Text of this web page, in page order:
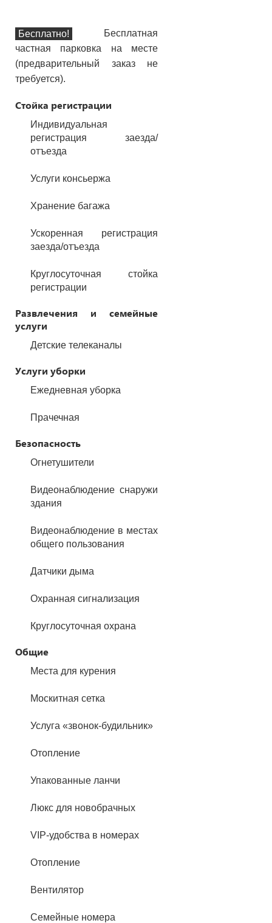
Бесплатно!
Бесплатная
частная парковка на месте
(предварительный заказ не
требуется).
Стойка регистрации
Индивидуальная
регистрация заезда/
отъезда
Услуги консьержа
Хранение багажа
Ускоренная регистрация
заезда/отъезда
Круглосуточная стойка
регистрации
Развлечения и семейные
услуги
Детские телеканалы
Услуги уборки
Ежедневная уборка
Прачечная
Безопасность
Огнетушители
Видеонаблюдение снаружи
здания
Видеонаблюдение в местах
общего пользования
Датчики дыма
Охранная сигнализация
Круглосуточная охрана
Общие
Места для курения
Москитная сетка
Услуга «звонок-будильник»
Отопление
Упакованные ланчи
Люкс для новобрачных
VIP-удобства в номерах
Отопление
Вентилятор
Семейные номера